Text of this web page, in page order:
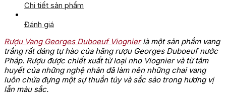
Chi tiết sản phẩm
Đánh giá
Rượu Vang Georges Duboeuf Viognierlà một sản phẩm vang
trắng rất đáng tự hào của hãng rượu Georges Duboeuf nước
Pháp. Rượu được chiết xuất từ loại nho Viognier và từ tâm
huyết của những nghệ nhân đã làm nên những chai vang
luôn chứa đựng một sự thuần túy và sắc sảo trong hương vị
lẫn màu sắc.